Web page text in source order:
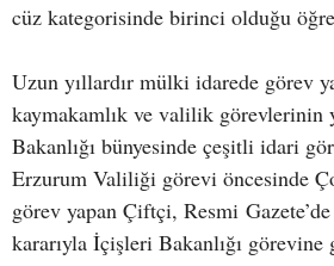
cüz kategorisinde birinci olduğu
Uzun yıllardır mülki idarede görev
kaymakamlık ve valilik görevlerinin
Bakanlığı bünyesinde çeşitli idari
Erzurum Valiliği görevi öncesinde
görev yapan Çiftçi, Resmi
kararıyla İçişleri Bakanlığı